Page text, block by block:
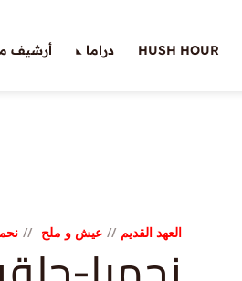
HUSH HOUR دراما أرشيف
العهد القديم عيش و ملح